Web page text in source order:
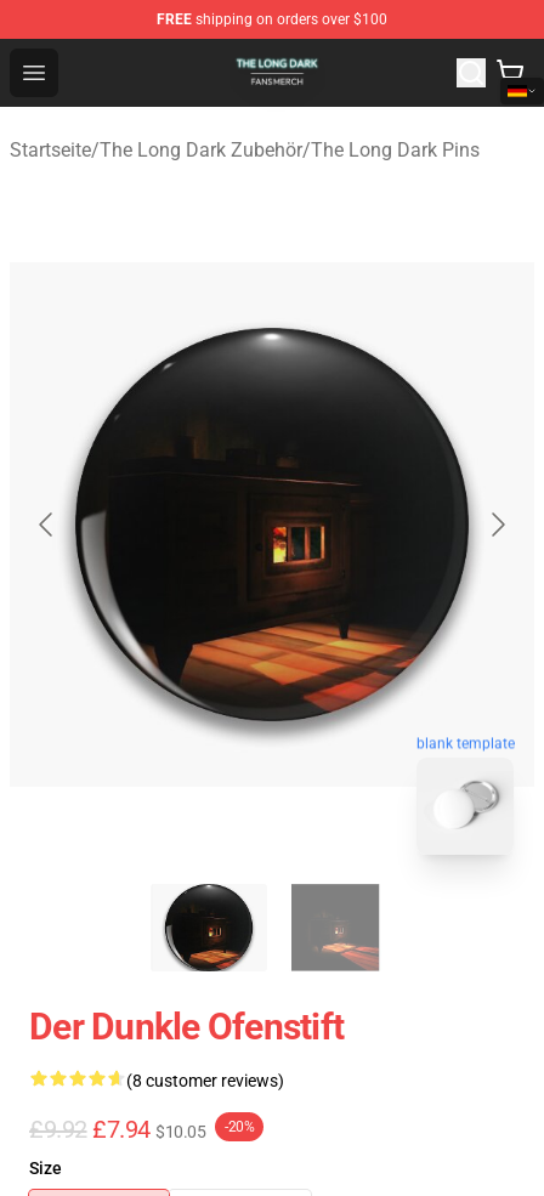
FREE shipping on orders over $100
Open menu
The Long Dark Shop - Official The Long Dark
Startseite/The Long Dark Zubehör/The Long Dark Pins
blank template
Der Dunkle Ofenstift
(8 customer reviews)
£9.92 £7.94 $10.05 -20%
Size